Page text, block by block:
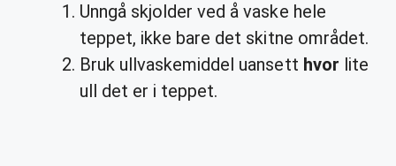
Unngå skjolder ved å vaske hele
teppet, ikke bare det skitne området.
Bruk ullvaskemiddel uansett hvor lite
ull det er i teppet.